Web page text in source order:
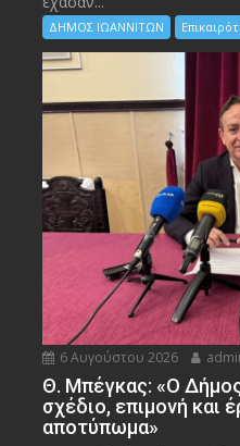
ΔΗΜΟΣ ΙΩΑΝΝΙΤΩΝ
6 Αυγούστου 2026
Θ. Μπέγκας: «Ο
σχέδιο, επιμονή και
αποτύπωμα»